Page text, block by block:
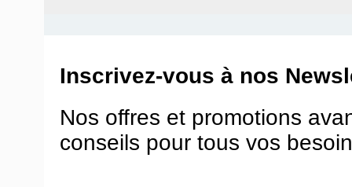
Inscrivez-vous à nos
Nos offres et promotions
conseils pour tous vos